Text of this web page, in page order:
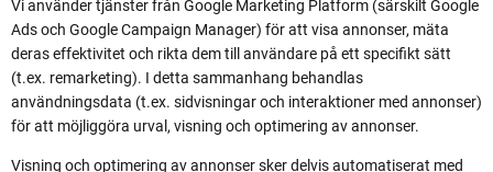
Vi använder tjänster från Google Marketing Platform (särskilt Google
Ads och Google Campaign Manager) för att visa annonser, mäta
deras effektivitet och rikta dem till användare på ett specifikt sätt
(t.ex. remarketing). I detta sammanhang behandlas
användningsdata (t.ex. sidvisningar och interaktioner med annonser)
för att möjliggöra urval, visning och optimering av annonser.
Visning och optimering av annonser sker delvis automatiserat med